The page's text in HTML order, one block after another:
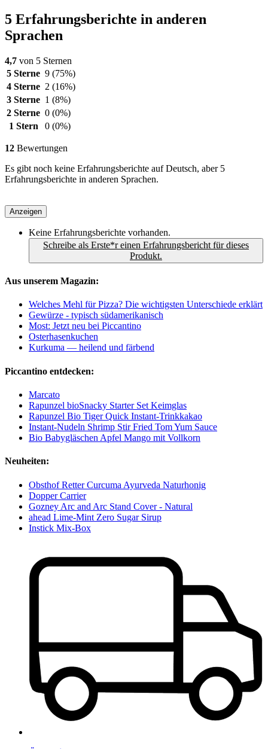
5 Erfahrungsberichte in anderen
Sprachen
4,7 von 5 Sternen
5 Sterne 9 (75%)
4 Sterne 2 (16%)
3 Sterne 1 (8%)
2 Sterne 0 (0%)
1 Stern
0 (0%)
12 Bewertungen
Es gibt noch keine Erfahrungsberichte auf Deutsch, aber 5
Erfahrungsberichte in anderen Sprachen.
Anzeigen
Keine Erfahrungsberichte vorhanden.
Schreibe als Erste*r einen Erfahrungsbericht für dieses
Produkt.
Aus unserem Magazin:
Welches Mehl für Pizza? Die wichtigsten Unterschiede erklärt
Gewürze - typisch südamerikanisch
Most: Jetzt neu bei Piccantino
Osterhasenkuchen
Kurkuma — heilend und färbend
Piccantino entdecken:
Marcato
Rapunzel bioSnacky Starter Set Keimglas
Rapunzel Bio Tiger Quick Instant-Trinkkakao
Instant-Nudeln Shrimp Stir Fried Tom Yum Sauce
Bio Babygläschen Apfel Mango mit Vollkorn
Neuheiten:
Obsthof Retter Curcuma Ayurveda Naturhonig
Dopper Carrier
Gozney Arc and Arc Stand Cover - Natural
ahead Lime-Mint Zero Sugar Sirup
Instick Mix-Box